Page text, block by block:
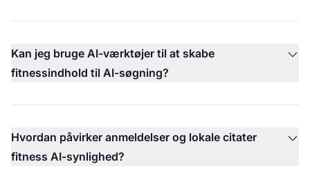
Kan jeg bruge AI-værktøjer til at skabe
fitnessindhold til AI-søgning?
Hvordan påvirker anmeldelser og lokale citater
fitness AI-synlighed?